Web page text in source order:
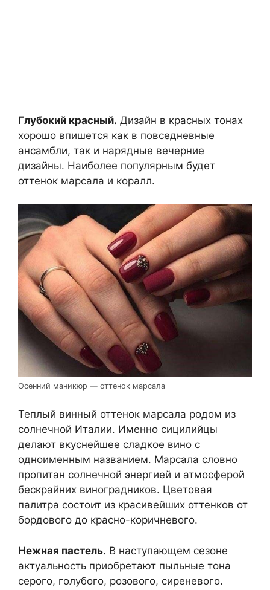
Глубокий красный. Дизайн в красных тонах
хорошо впишется как в повседневные
ансамбли, так и нарядные вечерние
дизайны. Наиболее популярным будет
оттенок марсала и коралл.
Осенний маникюр — оттенок марсала
Теплый винный оттенок марсала родом из
солнечной Италии. Именно сицилийцы
делают вкуснейшее сладкое вино с
одноименным названием. Марсала словно
пропитан солнечной энергией и атмосферой
бескрайних виноградников. Цветовая
палитра состоит из красивейших оттенков от
бордового до красно-коричневого.
Нежная пастель. В наступающем сезоне
актуальность приобретают пыльные тона
серого, голубого, розового, сиреневого.